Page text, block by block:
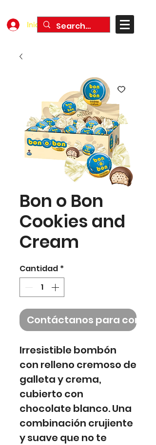
Iniciar sesión
Bon o Bon
Cookies and
Cream
Cantidad *
Contáctanos para
Irresistible bombón
con relleno cremoso de
galleta y crema,
cubierto con
chocolate blanco. Una
combinación crujiente
y suave que no te